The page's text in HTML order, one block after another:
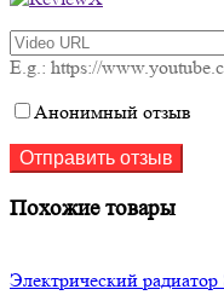
E.g.: https://
Анонимный отзыв
Похожие товары
Электрический